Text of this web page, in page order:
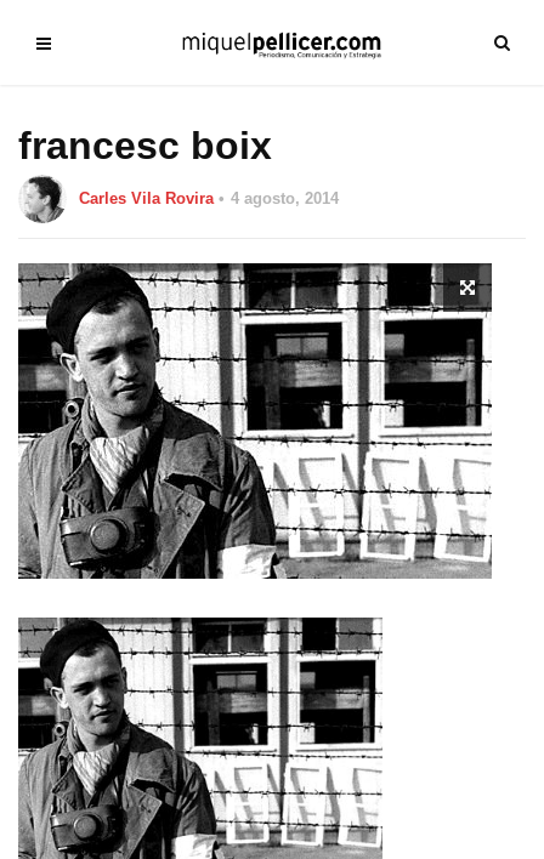
francesc boix
Carles Vila Rovira 4 agosto, 2014